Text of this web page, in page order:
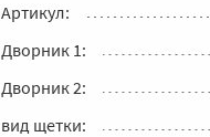
Артикул:
Дворник 1:
Дворник 2:
вид щетки: